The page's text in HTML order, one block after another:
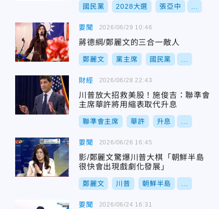
國民黨 2028大選 張亞中
要聞
蔣德綱/鄭麗文的三合一敵人
鄭麗文 黨主席 國民黨
2026/06/29 10:46
財經
川普放大招救美股！施俊吉：聯準會
主席華許將用縮表取代升息
聯準會主席 華許 升息
2026/06/28 22:43
要聞
影/鄭麗文驚爆川普大棋「朝鮮半島
很快會出現戲劇化發展」
鄭麗文 川普 朝鮮半島
2026/06/26 16:45
要聞 2026/06/24 16:31